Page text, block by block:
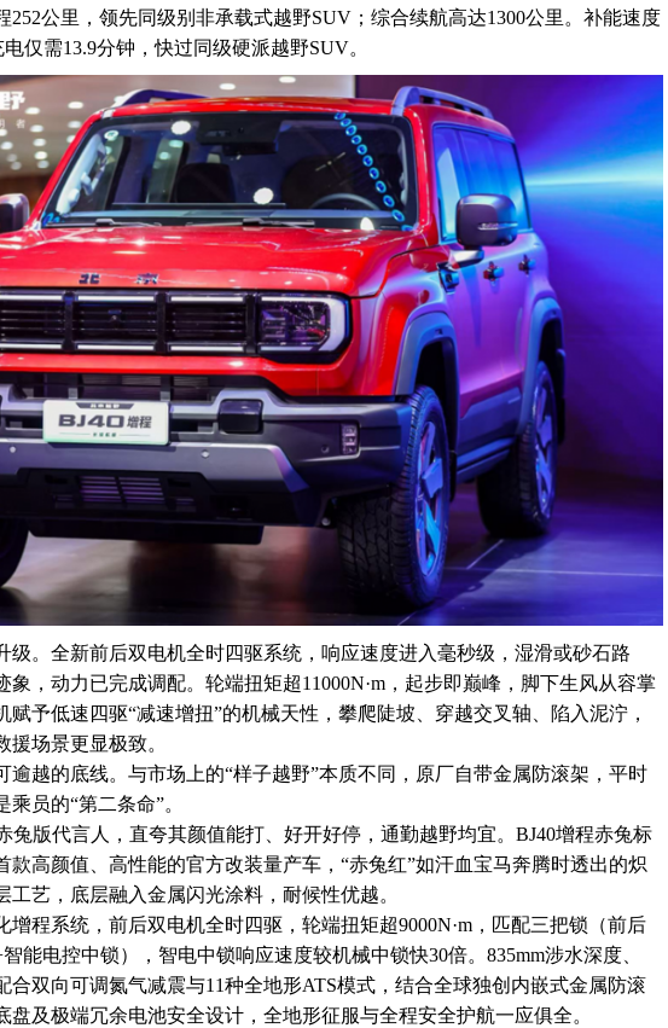
252公里，领先同级别非承载式越野SUV；综合续航高达1300公里。补能速度
仅需13.9分钟，快过同级硬派越野SUV。
级。全新前后双电机全时四驱系统，响应速度进入毫秒级，湿滑或砂石路
象，动力已完成调配。轮端扭矩超11000N·m，起步即巅峰，脚下生风从容掌
赋予低速四驱“减速增扭”的机械天性，攀爬陡坡、穿越交叉轴、陷入泥泞，
援场景更显极致。
逾越的底线。与市场上的“样子越野”本质不同，原厂自带金属防滚架，平时
员的“第二条命”。
兔版代言人，直夸其颜值能打、好开好停，通勤越野均宜。BJ40增程赤兔标
款高颜值、高性能的官方改装量产车，“赤兔红”如汗血宝马奔腾时透出的炽
工艺，底层融入金属闪光涂料，耐候性优越。
增程系统，前后双电机全时四驱，轮端扭矩超9000N·m，匹配三把锁（前后
能电控中锁），智电中锁响应速度较机械中锁快30倍。835mm涉水深度、
合双向可调氮气减震与11种全地形ATS模式，结合全球独创内嵌式金属防滚
盘及极端冗余电池安全设计，全地形征服与全程安全护航一应俱全。